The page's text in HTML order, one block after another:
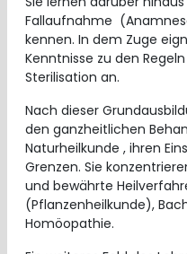
Fallaufnahme
kennen. In dem Zuge
Kenntnisse zu den
Sterilisation an.
Nach dieser
den ganzheitlichen
Naturheilkunde , ihren
Grenzen. Sie
und bewährte
(Pflanzenheilkunde),
Homöopathie.